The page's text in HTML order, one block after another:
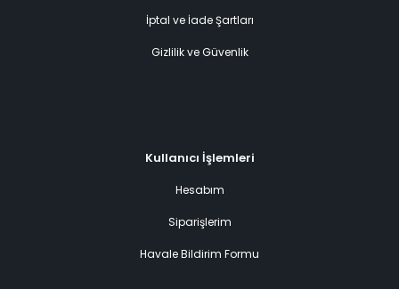
İptal ve İade Şartları
Gizlilik ve Güvenlik
Kullanıcı İşlemleri
Hesabım
Siparişlerim
Havale Bildirim Formu